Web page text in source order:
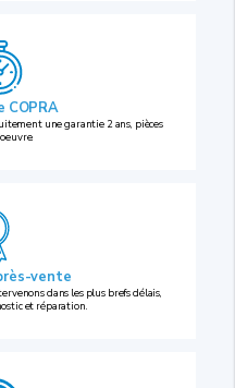
COPRA
une garantie 2 ans, pièces
vente
dans les plus brefs délais,
et réparation.